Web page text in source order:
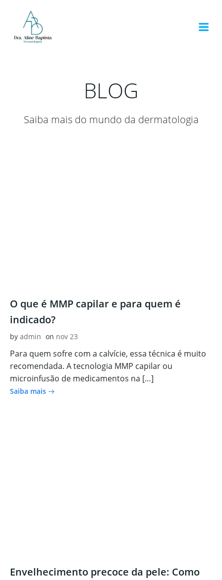
BLOG
Saiba mais do mundo da dermatologia
O que é MMP capilar e para quem é
indicado?
by admin on nov 23
Para quem sofre com a calvície, essa técnica é muito
recomendada. A tecnologia MMP capilar ou
microinfusão de medicamentos na […]
Saiba mais
Envelhecimento precoce da pele: Como